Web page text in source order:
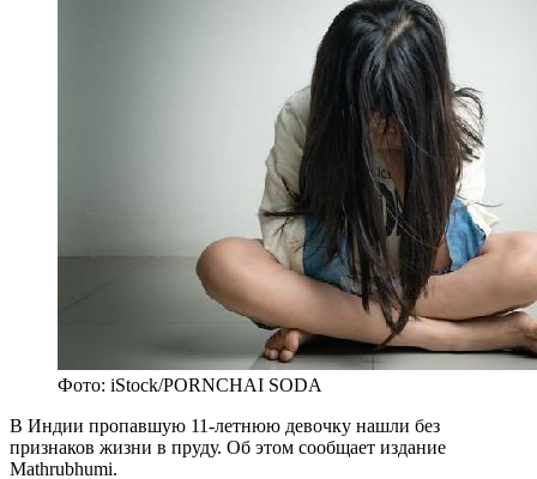
Фото: iStock/PORNCHAI SODA
В Индии пропавшую 11-летнюю девочку нашли без
признаков жизни в пруду. Об этом сообщает издание
Mathrubhumi.